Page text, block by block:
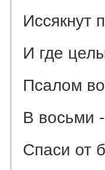
Иссякнут
И где
Псалом
В восьми
Спаси от